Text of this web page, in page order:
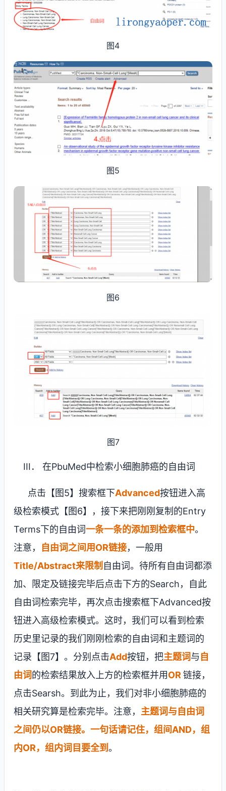
图4
图5
图6
图7
III． 在PbuMed中检索小细胞肺癌的自由词
点击【图5】搜索框下Advanced按钮进入高
级检索模式【图6】，接下来把刚刚复制的Entry
Terms下的自由词一条一条的添加到检索框中。
注意，
自由词之间用OR链接，一般用
Title/Abstract来限制 自由词。待所有自由词都添
加、限定及链接完毕后点击下方的Search，自此
自由词检索完毕，再次点击搜索框下Advanced按
钮进入高级检索模式。这时，我们可以看到检索
历史里记录的我们刚刚检索的自由词和主题词的
记录【图7】。分别点击Add按钮，把主题词与 自
由词的检索结果放入上方的检索框并用OR链接，
点击Searsh。到此为止，我们对非小细胞肺癌的
相关研究算是检索完毕。注意， 主题词与自由词
之间仍以OR链接。一句话请记住，组间AND，组
内OR，组内词目要全到。